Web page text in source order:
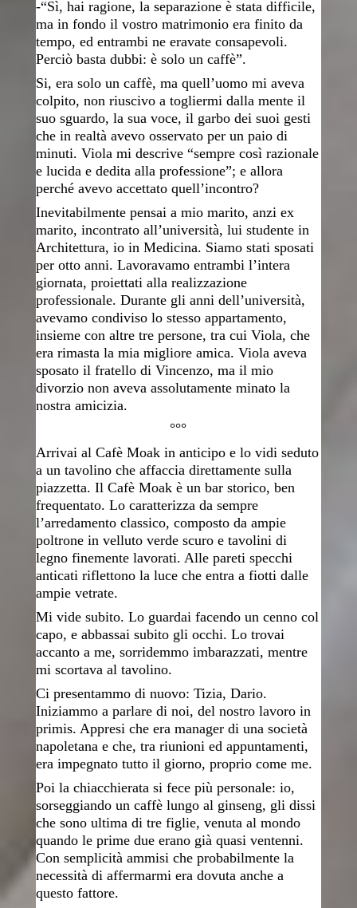
-“Sì, hai ragione, la separazione è stata difficile,
ma in fondo il vostro matrimonio era finito da
tempo, ed entrambi ne eravate consapevoli.
Perciò basta dubbi: è solo un caffè”.
Si, era solo un caffè, ma quell’uomo mi aveva
colpito, non riuscivo a togliermi dalla mente il
suo sguardo, la sua voce, il garbo dei suoi gesti
che in realtà avevo osservato per un paio di
minuti. Viola mi descrive “sempre così razionale
e lucida e dedita alla professione”; e allora
perché avevo accettato quell’incontro?
Inevitabilmente pensai a mio marito, anzi ex
marito, incontrato all’università, lui studente in
Architettura, io in Medicina. Siamo stati sposati
per otto anni. Lavoravamo entrambi l’intera
giornata, proiettati alla realizzazione
professionale. Durante gli anni dell’università,
avevamo condiviso lo stesso appartamento,
insieme con altre tre persone, tra cui Viola, che
era rimasta la mia migliore amica. Viola aveva
sposato il fratello di Vincenzo, ma il mio
divorzio non aveva assolutamente minato la
nostra amicizia.
°°°
Arrivai al Cafè Moak in anticipo e lo vidi seduto
a un tavolino che affaccia direttamente sulla
piazzetta. Il Cafè Moak è un bar storico, ben
frequentato. Lo caratterizza da sempre
l’arredamento classico, composto da ampie
poltrone in velluto verde scuro e tavolini di
legno finemente lavorati. Alle pareti specchi
anticati riflettono la luce che entra a fiotti dalle
ampie vetrate.
Mi vide subito. Lo guardai facendo un cenno col
capo, e abbassai subito gli occhi. Lo trovai
accanto a me, sorridemmo imbarazzati, mentre
mi scortava al tavolino.
Ci presentammo di nuovo: Tizia, Dario.
Iniziammo a parlare di noi, del nostro lavoro in
primis. Appresi che era manager di una società
napoletana e che, tra riunioni ed appuntamenti,
era impegnato tutto il giorno, proprio come me.
Poi la chiacchierata si fece più personale: io,
sorseggiando un caffè lungo al ginseng, gli dissi
che sono ultima di tre figlie, venuta al mondo
quando le prime due erano già quasi ventenni.
Con semplicità ammisi che probabilmente la
necessità di affermarmi era dovuta anche a
questo fattore.